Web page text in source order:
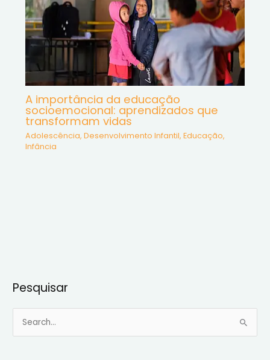
A importância da educação
socioemocional: aprendizados que
transformam vidas
Adolescência, Desenvolvimento Infantil, Educação,
Infância
Pesquisar